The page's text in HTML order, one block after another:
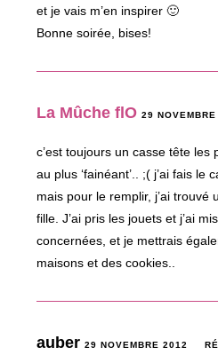
et je vais m’en inspirer 🙂
Bonne soirée, bises!
La Mûche flO 29
c’est toujours un casse tête les
au plus ‘fainéant’.. ;( j’ai fais le
mais pour le remplir, j’ai trouvé
fille. J’ai pris les jouets et j’ai
concernées, et je mettrais
maisons et des cookies..
auber29 NOVEMBRE 2012